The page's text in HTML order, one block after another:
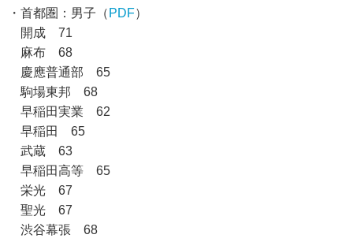
・首都圏：男子（ PDF）
開成 71
麻布 68
慶應普通部 65
駒場東邦 68
早稲田実業 62
早稲田 65
武蔵 63
早稲田高等 65
栄光 67
聖光 67
渋谷幕張 68